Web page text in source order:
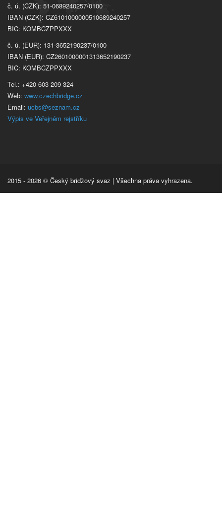
č. ú. (CZK): 51-0689240257/0100
IBAN (CZK): CZ6101000000510689240257
BIC: KOMBCZPPXXX
č. ú. (EUR): 131-3652190237/0100
IBAN (EUR): CZ2601000001313652190237
BIC: KOMBCZPPXXX
Tel.: +420 603 209 324
Web: www.czechbridge.cz
Email: ucbs@seznam.cz
Výpis ve Veřejném rejstříku
2015 - 2026 © Český bridžový svaz | Všechna práva vyhrazena.